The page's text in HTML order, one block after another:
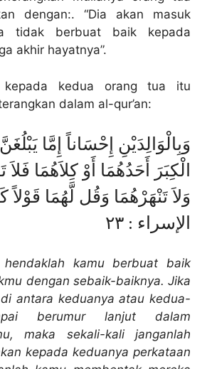
dengan:. “Dia akan masuk
tidak berbuat baik kepada
akhir hayatnya”.
kepada kedua orang tua itu
dalam al-qur’an:
وَبِالْوَالِدَيْنِ إِحْسَاناً إِمَّا
الْكِبَرَ أَحَدُهُمَا أَوْ كِلاَهُمَا
وَلاَ تَنْهَرْهُمَا وَقُل لَّهُمَا قَوْلاً
الإسراء : ٢٣
hendaklah kamu berbuat baik
dengan sebaik-baiknya. Jika
antara keduanya atau kedua-
berumur lanjut dalam
maka sekali-kali janganlah
kepada keduanya perkataan